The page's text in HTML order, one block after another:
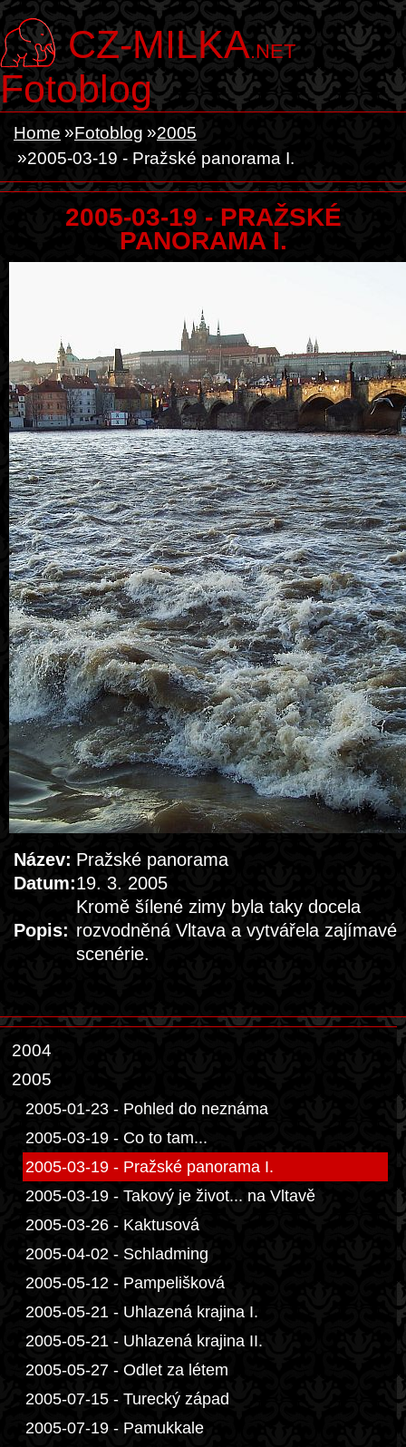
CZ-MILKA.NET
Fotoblog
Home Fotoblog
2005
2005-03-19 - Pražské panorama I.
2005-03-19 - PRAŽSKÉ
PANORAMA I.
Název: Pražské panorama
Datum:19. 3. 2005
Popis:
Kromě šílené zimy byla taky docela
rozvodněná Vltava a vytvářela zajímavé
scenérie.
2004
2005
2005-01-23 - Pohled do neznáma
2005-03-19 - Co to tam...
2005-03-19 - Pražské panorama I.
2005-03-19 - Takový je život... na Vltavě
2005-03-26 - Kaktusová
2005-04-02 - Schladming
2005-05-12 - Pampelišková
2005-05-21 - Uhlazená krajina I.
2005-05-21 - Uhlazená krajina II.
2005-05-27 - Odlet za létem
2005-07-15 - Turecký západ
2005-07-19 - Pamukkale